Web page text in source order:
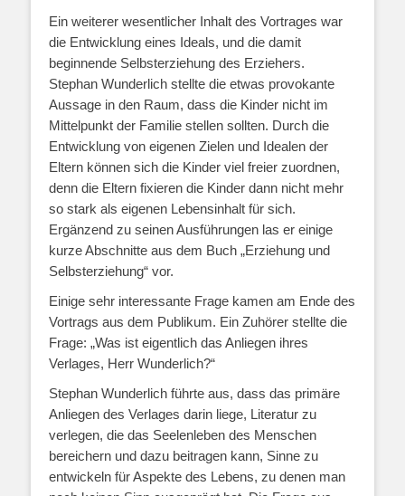
Ein weiterer wesentlicher Inhalt des Vortrages war
die Entwicklung eines Ideals, und die damit
beginnende Selbsterziehung des Erziehers.
Stephan Wunderlich stellte die etwas provokante
Aussage in den Raum, dass die Kinder nicht im
Mittelpunkt der Familie stellen sollten. Durch die
Entwicklung von eigenen Zielen und Idealen der
Eltern können sich die Kinder viel freier zuordnen,
denn die Eltern fixieren die Kinder dann nicht mehr
so stark als eigenen Lebensinhalt für sich.
Ergänzend zu seinen Ausführungen las er einige
kurze Abschnitte aus dem Buch „Erziehung und
Selbsterziehung“ vor.
Einige sehr interessante Frage kamen am Ende des
Vortrags aus dem Publikum. Ein Zuhörer stellte die
Frage: „Was ist eigentlich das Anliegen ihres
Verlages, Herr Wunderlich?“
Stephan Wunderlich führte aus, dass das primäre
Anliegen des Verlages darin liege, Literatur zu
verlegen, die das Seelenleben des Menschen
bereichern und dazu beitragen kann, Sinne zu
entwickeln für Aspekte des Lebens, zu denen man